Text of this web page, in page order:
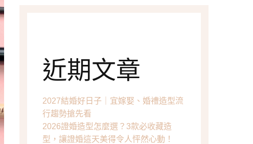
唇彩分享
近期文章
2027結婚好日子｜宜嫁娶、婚禮造型流
行趨勢搶先看
2026證婚造型怎麼選？3款必收藏造
型，讓證婚這天美得令人怦然心動！